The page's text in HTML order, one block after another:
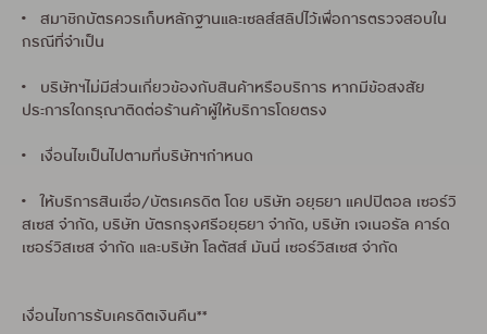
• สมาชิกบัตรควรเก็บหลักฐานและเซลส์สลิปไว้เพื่อการตรวจสอบใน
กรณีที่จำเป็น
• บริษัทฯไม่มีส่วนเกี่ยวข้องกับสินค้าหรือบริการ หากมีข้อสงสัย
ประการใดกรุณาติดต่อร้านค้าผู้ให้บริการโดยตรง
• เงื่อนไขเป็นไปตามที่บริษัทฯกำหนด
• ให้บริการสินเชื่อ/บัตรเครดิต โดย บริษัท อยุธยา แคปปิตอล เซอร์วิ
สเซส จำกัด, บริษัท บัตรกรุงศรีอยุธยา จำกัด, บริษัท เจเนอรัล คาร์ด
เซอร์วิสเซส จำกัด และบริษัท โลตัสส์ มันนี่ เซอร์วิสเซส จำกัด
เงื่อนไขการรับเครดิตเงินคืน**